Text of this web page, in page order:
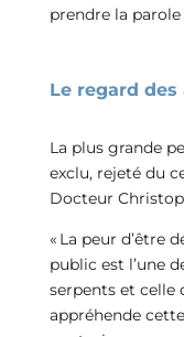
prendre la
Le regard des
La plus grande
exclu, rejeté du
Docteur
« La peur d’être
public est l’une
serpents et celle
appréhende